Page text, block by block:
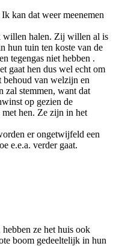
kan dat weer meenemen
willen halen. Zij willen al is
hun tuin ten koste van de
tegengas niet hebben .
gaat hen dus wel echt om
behoud van welzijn en
zal stemmen, want dat
op gezien de
hen. Ze zijn in het
er ongetwijfeld een
e.e.a. verder gaat.
ze het huis ook
boom gedeeltelijk in hun